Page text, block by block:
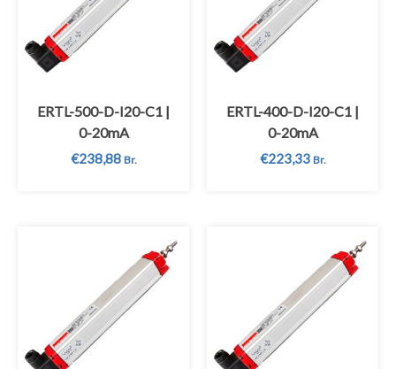
ERTL-500-D-I20-C1 |
0-20mA
€238,88 Br.
ERTL-400-D-I20-C1 |
0-20mA
€223,33 Br.